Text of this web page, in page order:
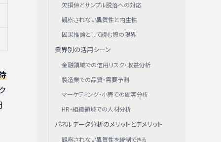
欠損値とサンプル脱落への対応
観察されない異質性と内生性
因果推論として読む際の限界
業界別の活用シーン
金融領域での信用リスク・収益分析
製造業での品質・需要予測
マーケティング・小売での顧客分析
HR・組織領域での人材分析
パネルデータ分析のメリットとデメリット
観察されない異質性を統制できる